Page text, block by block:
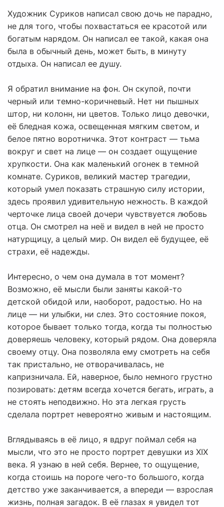
Художник Суриков написал свою дочь не парадно,
не для того, чтобы похвастаться ее красотой или
богатым нарядом. Он написал ее такой, какая она
была в обычный день, может быть, в минуту
отдыха. Он написал ее душу.
Я обратил внимание на фон. Он скупой, почти
черный или темно-коричневый. Нет ни пышных
штор, ни колонн, ни цветов. Только лицо девочки,
её бледная кожа, освещенная мягким светом, и
белое пятно воротничка. Этот контраст — тьма
вокруг и свет на лице — он создает ощущение
хрупкости. Она как маленький огонек в темной
комнате. Суриков, великий мастер трагедии,
который умел показать страшную силу истории,
здесь проявил удивительную нежность. В каждой
черточке лица своей дочери чувствуется любовь
отца. Он смотрел на неё и видел в ней не просто
натурщицу, а целый мир. Он видел её будущее, её
страхи, её надежды.
Интересно, о чем она думала в тот момент?
Возможно, её мысли были заняты какой-то
детской обидой или, наоборот, радостью. Но на
лице — ни улыбки, ни слез. Это состояние покоя,
которое бывает только тогда, когда ты полностью
доверяешь человеку, который рядом. Она доверяла
своему отцу. Она позволяла ему смотреть на себя
так пристально, не отворачивалась, не
капризничала. Ей, наверное, было немного грустно
позировать: детям всегда хочется бегать, играть, а
не стоять неподвижно. Но эта легкая грусть
сделала портрет невероятно живым и настоящим.
Вглядываясь в её лицо, я вдруг поймал себя на
мысли, что это не просто портрет девушки из XIX
века. Я узнаю в ней себя. Вернее, то ощущение,
когда стоишь на пороге чего-то большого, когда
детство уже заканчивается, а впереди — взрослая
жизнь, полная загадок. В её глазах я увидел тот